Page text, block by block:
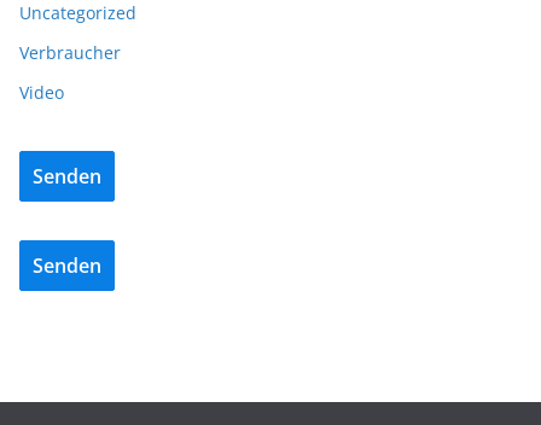
Uncategorized
Verbraucher
Video
Senden
Senden
REISSER – Die Power der fünften Generation